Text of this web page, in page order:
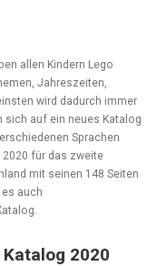
allen Kindern Lego
Jahreszeiten,
wird dadurch immer
sich auf ein neues Katalog
Sprachen
2020 für das zweite
mit seinen 148 Seiten
auch
2020